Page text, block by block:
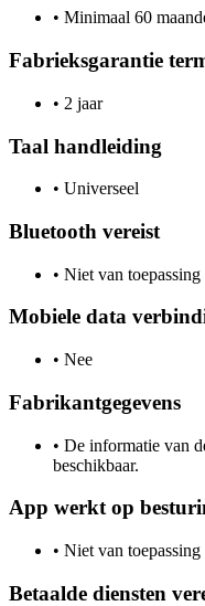
• Minimaal 60
Fabrieksgarantie
• 2 jaar
Taal handleiding
• Universeel
Bluetooth vereist
• Niet van toepassing
Mobiele data
• Nee
Fabrikantgegevens
• De informatie van
beschikbaar.
App werkt op
• Niet van toepassing
Betaalde diensten